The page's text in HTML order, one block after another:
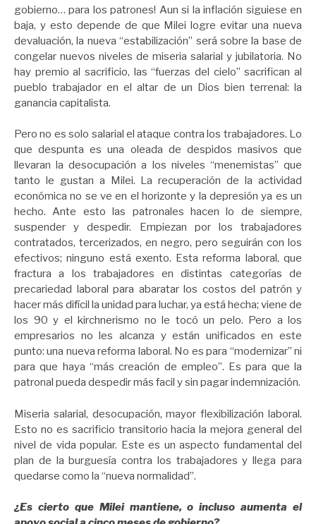
gobierno… para los patrones! Aun si la inflación siguiese en
baja, y esto depende de que Milei logre evitar una nueva
devaluación, la nueva “estabilización” será sobre la base de
congelar nuevos niveles de miseria salarial y jubilatoria. No
hay premio al sacrificio, las “fuerzas del cielo” sacrifican al
pueblo trabajador en el altar de un Dios bien terrenal: la
ganancia capitalista.
Pero no es solo salarial el ataque contra los trabajadores. Lo
que despunta es una oleada de despidos masivos que
llevaran la desocupación a los niveles “menemistas” que
tanto le gustan a Milei. La recuperación de la actividad
económica no se ve en el horizonte y la depresión ya es un
hecho. Ante esto las patronales hacen lo de siempre,
suspender y despedir. Empiezan por los trabajadores
contratados, tercerizados, en negro, pero seguirán con los
efectivos; ninguno está exento. Esta reforma laboral, que
fractura a los trabajadores en distintas categorías de
precariedad laboral para abaratar los costos del patrón y
hacer más difícil la unidad para luchar, ya está hecha; viene de
los 90 y el kirchnerismo no le tocó un pelo. Pero a los
empresarios no les alcanza y están unificados en este
punto: una nueva reforma laboral. No es para “modernizar” ni
para que haya “más creación de empleo”. Es para que la
patronal pueda despedir más facil y sin pagar indemnización.
Miseria salarial, desocupación, mayor flexibilización laboral.
Esto no es sacrificio transitorio hacia la mejora general del
nivel de vida popular. Este es un aspecto fundamental del
plan de la burguesía contra los trabajadores y llega para
quedarse como la “nueva normalidad”.
¿Es cierto que Milei mantiene, o incluso aumenta el